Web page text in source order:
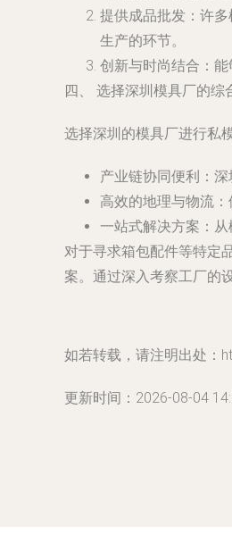
提供成品批发 ：许
生产的环节。
创新与时尚结合 ：
四、 选择深圳模具厂的综
选择深圳的模具厂进行私
产业链协同便利 ：
高效的地理与物流
一站式解决方案 ：
对于寻求箱包配件等特定
案。通过深入考察工厂的
如若转载，请注明出处：
更新时间：2026-08-04